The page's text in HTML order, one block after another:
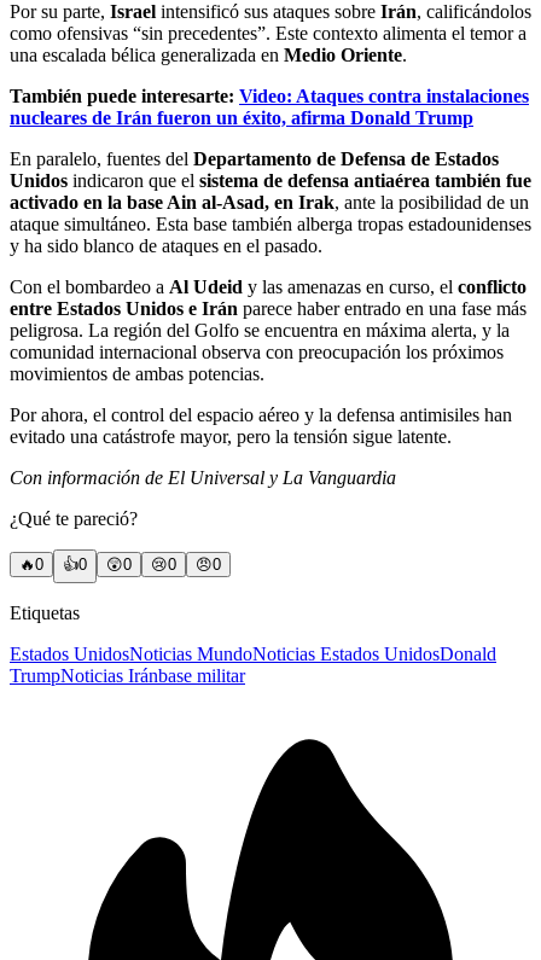
Por su parte, Israel intensificó sus ataques sobre Irán, calificándolos
como ofensivas “sin precedentes”. Este contexto alimenta el temor a
una escalada bélica generalizada en Medio Oriente.
También puede interesarte: Video: Ataques contra instalaciones
nucleares de Irán fueron un éxito, afirma Donald Trump
En paralelo, fuentes del Departamento de Defensa de Estados
Unidos indicaron que el sistema de defensa antiaérea también fue
activado en la base Ain al-Asad, en Irak, ante la posibilidad de un
ataque simultáneo. Esta base también alberga tropas estadounidenses
y ha sido blanco de ataques en el pasado.
Con el bombardeo a Al Udeid y las amenazas en curso, el conflicto
entre Estados Unidos e Irán parece haber entrado en una fase más
peligrosa. La región del Golfo se encuentra en máxima alerta, y la
comunidad internacional observa con preocupación los próximos
movimientos de ambas potencias.
Por ahora, el control del espacio aéreo y la defensa antimisiles han
evitado una catástrofe mayor, pero la tensión sigue latente.
Con información de El Universal y La Vanguardia
¿Qué te pareció?
🔥0 👍0 😲0 😢0 😠0
Etiquetas
Estados UnidosNoticias MundoNoticias Estados UnidosDonald
TrumpNoticias Iránbase militar